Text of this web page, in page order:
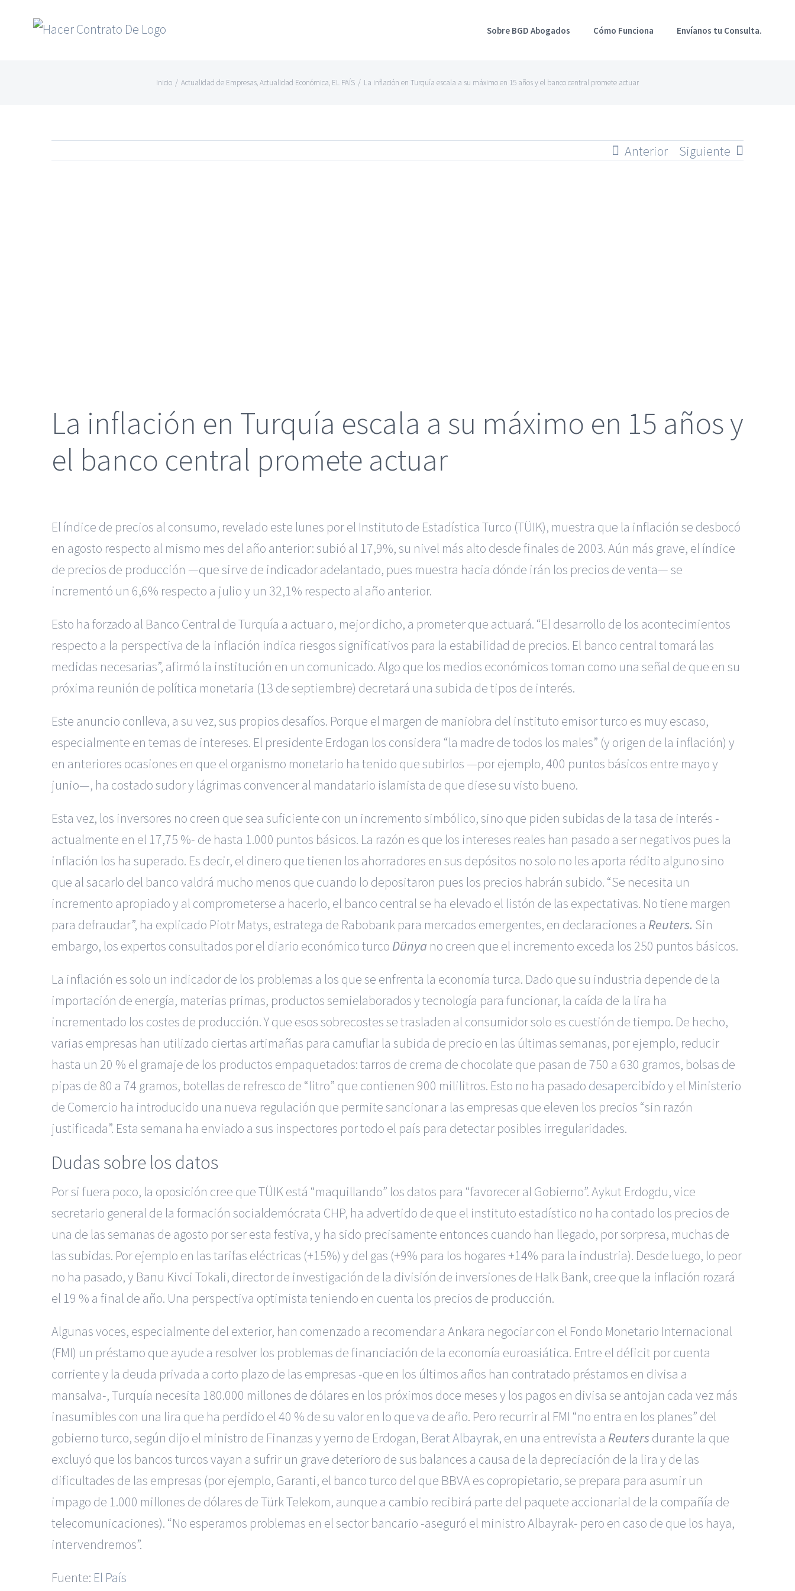
Sobre BGD Abogados Cómo Funciona Envíanos tu Consulta.
Inicio / Actualidad de Empresas,Actualidad Económica, EL PAÍS / La inflación en Turquía escala a su máximo en 15 años y el banco central promete actuar
Anterior Siguiente
La inflación en Turquía escala a su máximo en 15 años y
el banco central promete actuar
El índice de precios al consumo, revelado este lunes por el Instituto de Estadística Turco (TÜIK), muestra que la inflación se desbocó
en agosto respecto al mismo mes del año anterior: subió al 17,9%, su nivel más alto desde finales de 2003. Aún más grave, el índice
de precios de producción —que sirve de indicador adelantado, pues muestra hacia dónde irán los precios de venta— se
incrementó un 6,6% respecto a julio y un 32,1% respecto al año anterior.
Esto ha forzado al Banco Central de Turquía a actuar o, mejor dicho, a prometer que actuará. “El desarrollo de los acontecimientos
respecto a la perspectiva de la inflación indica riesgos significativos para la estabilidad de precios. El banco central tomará las
medidas necesarias”, afirmó la institución en un comunicado. Algo que los medios económicos toman como una señal de que en su
próxima reunión de política monetaria (13 de septiembre) decretará una subida de tipos de interés.
Este anuncio conlleva, a su vez, sus propios desafíos. Porque el margen de maniobra del instituto emisor turco es muy escaso,
especialmente en temas de intereses. El presidente Erdogan los considera “la madre de todos los males” (y origen de la inflación) y
en anteriores ocasiones en que el organismo monetario ha tenido que subirlos —por ejemplo, 400 puntos básicos entre mayo y
junio—, ha costado sudor y lágrimas convencer al mandatario islamista de que diese su visto bueno.
Esta vez, los inversores no creen que sea suficiente con un incremento simbólico, sino que piden subidas de la tasa de interés -
actualmente en el 17,75 %- de hasta 1.000 puntos básicos. La razón es que los intereses reales han pasado a ser negativos pues la
inflación los ha superado. Es decir, el dinero que tienen los ahorradores en sus depósitos no solo no les aporta rédito alguno sino
que al sacarlo del banco valdrá mucho menos que cuando lo depositaron pues los precios habrán subido. “Se necesita un
incremento apropiado y al comprometerse a hacerlo, el banco central se ha elevado el listón de las expectativas. No tiene margen
para defraudar”, ha explicado Piotr Matys, estratega de Rabobank para mercados emergentes, en declaraciones a Reuters. Sin
embargo, los expertos consultados por el diario económico turco Dünya no creen que el incremento exceda los 250 puntos básicos.
La inflación es solo un indicador de los problemas a los que se enfrenta la economía turca. Dado que su industria depende de la
importación de energía, materias primas, productos semielaborados y tecnología para funcionar, la caída de la lira ha
incrementado los costes de producción. Y que esos sobrecostes se trasladen al consumidor solo es cuestión de tiempo. De hecho,
varias empresas han utilizado ciertas artimañas para camuflar la subida de precio en las últimas semanas, por ejemplo, reducir
hasta un 20 % el gramaje de los productos empaquetados: tarros de crema de chocolate que pasan de 750 a 630 gramos, bolsas de
pipas de 80 a 74 gramos, botellas de refresco de “litro” que contienen 900 mililitros. Esto no ha pasado desapercibido y el Ministerio
de Comercio ha introducido una nueva regulación que permite sancionar a las empresas que eleven los precios “sin razón
justificada”. Esta semana ha enviado a sus inspectores por todo el país para detectar posibles irregularidades.
Dudas sobre los datos
Por si fuera poco, la oposición cree que TÜIK está “maquillando” los datos para “favorecer al Gobierno”. Aykut Erdogdu, vice
secretario general de la formación socialdemócrata CHP, ha advertido de que el instituto estadístico no ha contado los precios de
una de las semanas de agosto por ser esta festiva, y ha sido precisamente entonces cuando han llegado, por sorpresa, muchas de
las subidas. Por ejemplo en las tarifas eléctricas (+15%) y del gas (+9% para los hogares +14% para la industria). Desde luego, lo peor
no ha pasado, y Banu Kivci Tokali, director de investigación de la división de inversiones de Halk Bank, cree que la inflación rozará
el 19 % a final de año. Una perspectiva optimista teniendo en cuenta los precios de producción.
Algunas voces, especialmente del exterior, han comenzado a recomendar a Ankara negociar con el Fondo Monetario Internacional
(FMI) un préstamo que ayude a resolver los problemas de financiación de la economía euroasiática. Entre el déficit por cuenta
corriente y la deuda privada a corto plazo de las empresas -que en los últimos años han contratado préstamos en divisa a
mansalva-, Turquía necesita 180.000 millones de dólares en los próximos doce meses y los pagos en divisa se antojan cada vez más
inasumibles con una lira que ha perdido el 40 % de su valor en lo que va de año. Pero recurrir al FMI “no entra en los planes” del
gobierno turco, según dijo el ministro de Finanzas y yerno de Erdogan, Berat Albayrak, en una entrevista a Reuters durante la que
excluyó que los bancos turcos vayan a sufrir un grave deterioro de sus balances a causa de la depreciación de la lira y de las
dificultades de las empresas (por ejemplo, Garanti, el banco turco del que BBVA es copropietario, se prepara para asumir un
impago de 1.000 millones de dólares de Türk Telekom, aunque a cambio recibirá parte del paquete accionarial de la compañía de
telecomunicaciones). “No esperamos problemas en el sector bancario -aseguró el ministro Albayrak- pero en caso de que los haya,
intervendremos”.
Fuente: El País